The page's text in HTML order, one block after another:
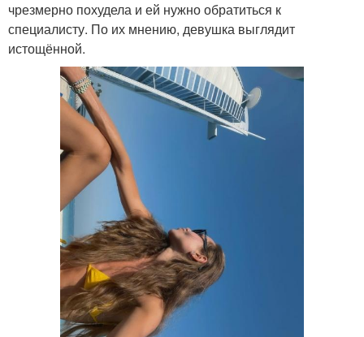
чрезмерно похудела и ей нужно обратиться к
специалисту. По их мнению, девушка выглядит
истощённой.